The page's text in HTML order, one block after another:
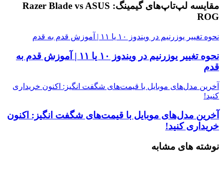
مقایسه لپ‌تاپ‌های گیمینگ: Razer Blade vs ASUS
ROG
نحوه تغییر یوزرنیم در ویندوز ۱۰ یا ۱۱ | آموزش قدم به قدم
نحوه تغییر یوزرنیم در ویندوز ۱۰ یا ۱۱ | آموزش قدم به
قدم
آخرین مدل‌های موبایل با قیمت‌های شگفت انگیز: اکنون خریداری
کنید!
آخرین مدل‌های موبایل با قیمت‌های شگفت انگیز: اکنون
خریداری کنید!
نوشته های مشابه